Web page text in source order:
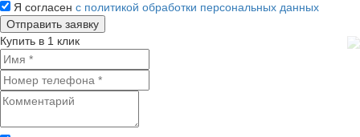
Я согласен с политикой обработки персональных данных
Купить в 1 клик